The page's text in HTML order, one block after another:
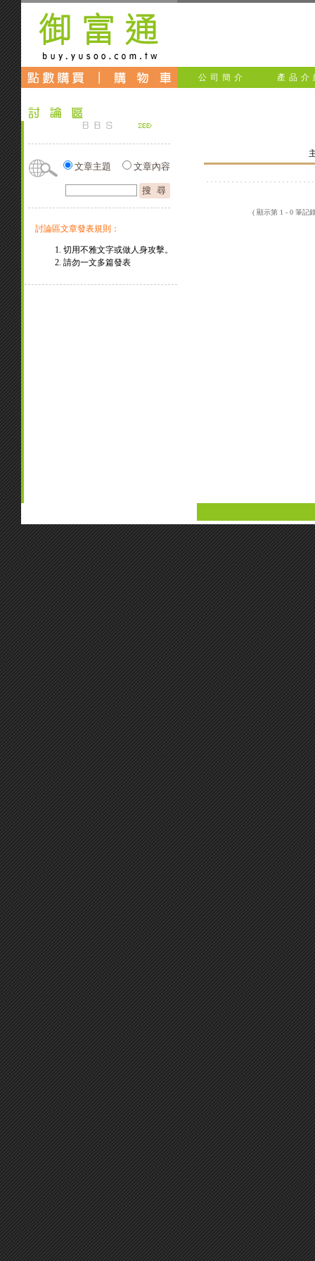
公司簡介 產品介
文章主題 文章內容
討論區文章發表規則：
切用不雅文字或做人身攻擊。
請勿一文多篇發表
( 顯示第 1 - 0 筆記